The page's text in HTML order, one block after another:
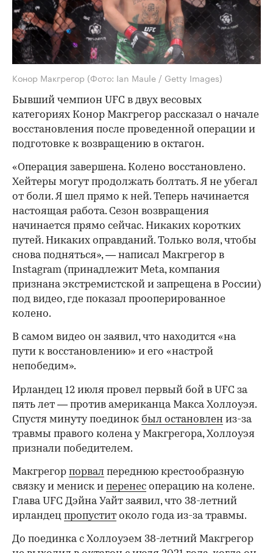
Конор Макгрегор (Фото: Ian Maule / Getty Images)
Бывший чемпион UFC в двух весовых
категориях Конор Макгрегор рассказал о начале
восстановления после проведенной операции и
подготовке к возвращению в октагон.
«Операция завершена. Колено восстановлено.
Хейтеры могут продолжать болтать. Я не убегал
от боли. Я шел прямо к ней. Теперь начинается
настоящая работа. Сезон возвращения
начинается прямо сейчас. Никаких коротких
путей. Никаких оправданий. Только воля, чтобы
снова подняться», — написал Макгрегор в
Instagram (принадлежит Meta, компания
признана экстремистской и запрещена в России)
под видео, где показал прооперированное
колено.
В самом видео он заявил, что находится «на
пути к восстановлению» и его «настрой
непобедим».
Ирландец 12 июля провел первый бой в UFC за
пять лет — против американца Макса Холлоуэя.
Спустя минуту поединок был остановлен из-за
травмы правого колена у Макгрегора, Холлоуэя
признали победителем.
Макгрегор порвал переднюю крестообразную
связку и мениск и перенес операцию на колене.
Глава UFC Дэйна Уайт заявил, что 38-летний
ирландец пропустит около года из-за травмы.
До поединка с Холлоуэем 38-летний Макгрегор